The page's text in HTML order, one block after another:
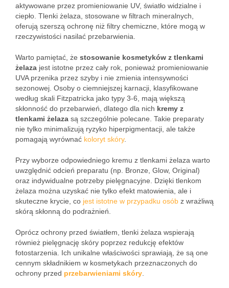
aktywowane przez promieniowanie UV, światło widzialne i
ciepło. Tlenki żelaza, stosowane w filtrach mineralnych,
oferują szerszą ochronę niż filtry chemiczne, które mogą w
rzeczywistości nasilać przebarwienia.
Warto pamiętać, że stosowanie kosmetyków z tlenkami
żelaza jest istotne przez cały rok, ponieważ promieniowanie
UVA przenika przez szyby i nie zmienia intensywności
sezonowej. Osoby o ciemniejszej karnacji, klasyfikowane
według skali Fitzpatricka jako typy 3-6, mają większą
skłonność do przebarwień, dlatego dla nich kremy z
tlenkami żelaza są szczególnie polecane. Takie preparaty
nie tylko minimalizują ryzyko hiperpigmentacji, ale także
pomagają wyrównać koloryt skóry.
Przy wyborze odpowiedniego kremu z tlenkami żelaza warto
uwzględnić odcień preparatu (np. Bronze, Glow, Original)
oraz indywidualne potrzeby pielęgnacyjne. Dzięki tlenkom
żelaza można uzyskać nie tylko efekt matowienia, ale i
skuteczne krycie, co jest istotne w przypadku osób z wrażliwą
skórą skłonną do podrażnień.
Oprócz ochrony przed światłem, tlenki żelaza wspierają
również pielęgnację skóry poprzez redukcję efektów
fotostarzenia. Ich unikalne właściwości sprawiają, że są one
cennym składnikiem w kosmetykach przeznaczonych do
ochrony przed przebarwieniami skóry